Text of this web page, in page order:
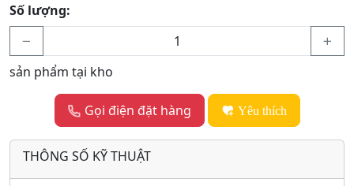
Số lượng:
sản phẩm tại kho
Gọi điện đặt hàng Yêu thích
THÔNG SỐ KỸ THUẬT